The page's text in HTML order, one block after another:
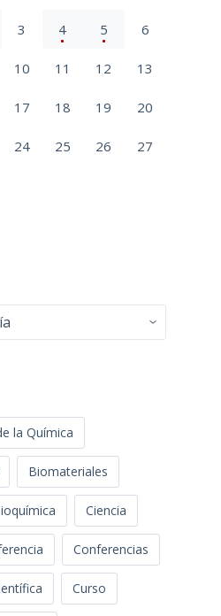
3 4 5 6
10 11 12 13
17 18 19 20
24 25 26 27
la Química
Biomateriales
Ciencia
Conferencias
Curso